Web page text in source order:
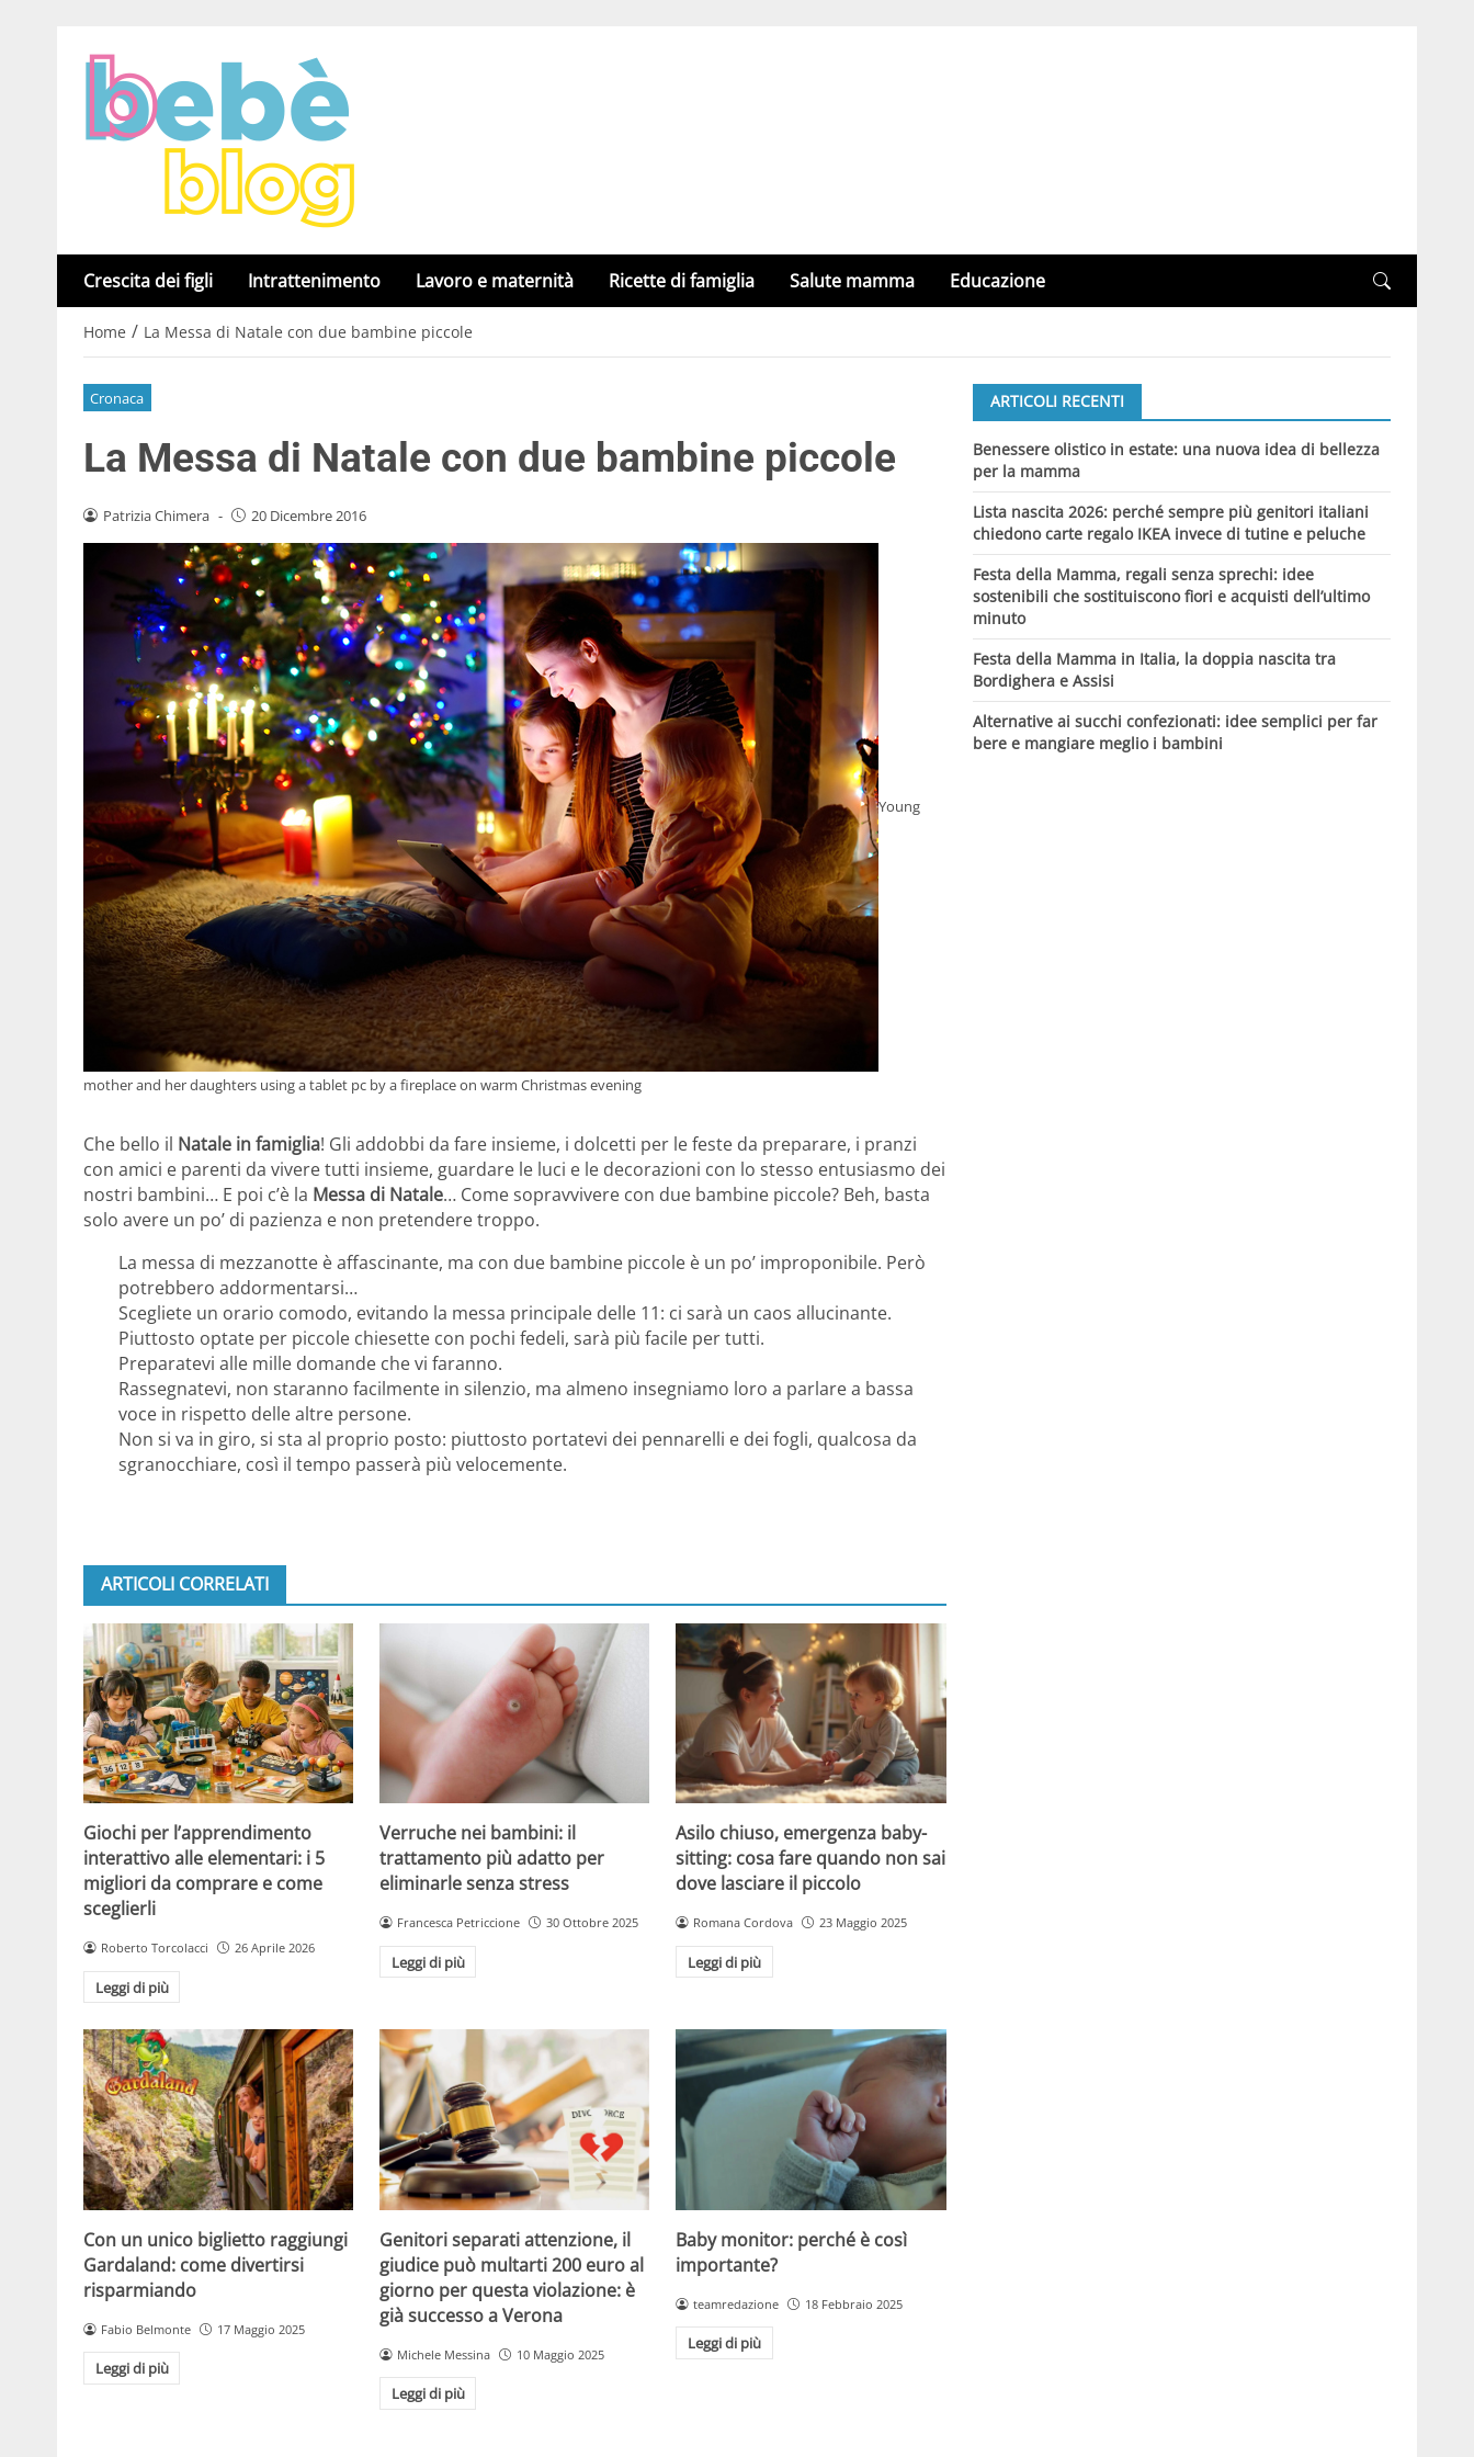
Crescita dei figli Intrattenimento Lavoro e maternità Ricette di famiglia Salute mamma Educazione
Home / La Messa di Natale con due bambine piccole
Cronaca
La Messa di Natale con due bambine piccole
Patrizia Chimera - 20 Dicembre 2016
Young
mother and her daughters using a tablet pc by a fireplace on warm Christmas evening
Che bello il Natale in famiglia! Gli addobbi da fare insieme, i dolcetti per le feste da preparare, i pranzi
con amici e parenti da vivere tutti insieme, guardare le luci e le decorazioni con lo stesso entusiasmo dei
nostri bambini… E poi c’è la Messa di Natale… Come sopravvivere con due bambine piccole? Beh, basta
solo avere un po’ di pazienza e non pretendere troppo.
La messa di mezzanotte è affascinante, ma con due bambine piccole è un po’ improponibile. Però
potrebbero addormentarsi…
Scegliete un orario comodo, evitando la messa principale delle 11: ci sarà un caos allucinante.
Piuttosto optate per piccole chiesette con pochi fedeli, sarà più facile per tutti.
Preparatevi alle mille domande che vi faranno.
Rassegnatevi, non staranno facilmente in silenzio, ma almeno insegniamo loro a parlare a bassa
voce in rispetto delle altre persone.
Non si va in giro, si sta al proprio posto: piuttosto portatevi dei pennarelli e dei fogli, qualcosa da
sgranocchiare, così il tempo passerà più velocemente.
ARTICOLI CORRELATI
Giochi per l’apprendimento
interattivo alle elementari: i 5
migliori da comprare e come
sceglierli
Roberto Torcolacci 26 Aprile 2026
Leggi di più
Verruche nei bambini: il
trattamento più adatto per
eliminarle senza stress
Francesca Petriccione 30 Ottobre 2025
Leggi di più
Asilo chiuso, emergenza baby-
sitting: cosa fare quando non sai
dove lasciare il piccolo
Romana Cordova 23 Maggio 2025
Leggi di più
Con un unico biglietto raggiungi
Gardaland: come divertirsi
risparmiando
Fabio Belmonte 17 Maggio 2025
Leggi di più
Genitori separati attenzione, il
giudice può multarti 200 euro al
giorno per questa violazione: è
già successo a Verona
Michele Messina 10 Maggio 2025
Leggi di più
Baby monitor: perché è così
importante?
teamredazione 18 Febbraio 2025
Leggi di più
ARTICOLI RECENTI
Benessere olistico in estate: una nuova idea di bellezza
per la mamma
Lista nascita 2026: perché sempre più genitori italiani
chiedono carte regalo IKEA invece di tutine e peluche
Festa della Mamma, regali senza sprechi: idee
sostenibili che sostituiscono fiori e acquisti dell’ultimo
minuto
Festa della Mamma in Italia, la doppia nascita tra
Bordighera e Assisi
Alternative ai succhi confezionati: idee semplici per far
bere e mangiare meglio i bambini